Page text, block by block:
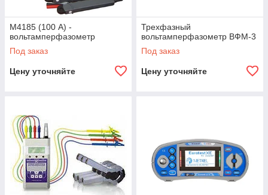
М4185 (100 А) -
вольтамперфазометр
Под заказ
Цену уточняйте
Трехфазный
вольтамперфазометр ВФМ-3
Под заказ
Цену уточняйте